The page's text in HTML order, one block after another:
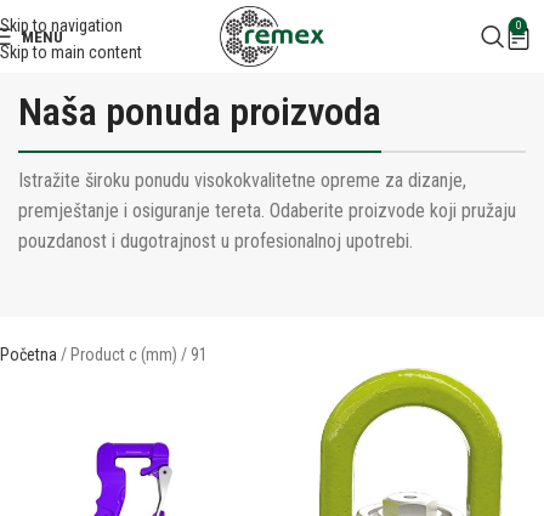
Skip to navigation
Skip to main content
MENU
0
Naša ponuda proizvoda
Istražite široku ponudu visokokvalitetne opreme za dizanje,
premještanje i osiguranje tereta. Odaberite proizvode koji pružaju
pouzdanost i dugotrajnost u profesionalnoj upotrebi.
Početna Product c (mm) 91